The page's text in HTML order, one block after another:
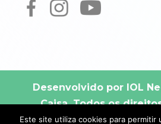
Desenvolvido por IOL
Caisa. Todos os
Este site utiliza cookies para permitir